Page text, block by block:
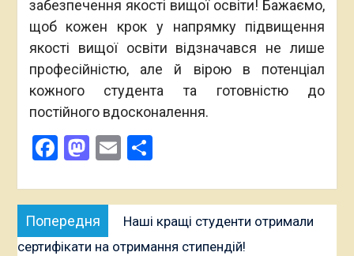
забезпечення якості вищої освіти! Бажаємо,
щоб кожен крок у напрямку підвищення
якості вищої освіти відзначався не лише
професійністю, але й вірою в потенціал
кожного студента та готовністю до
постійного вдосконалення.
Facebook
Mastodon
EmailПоділитися
Навігація
записів
Попередня
публікація:
Наші кращі студенти отримали
сертифікати на отримання стипендій!